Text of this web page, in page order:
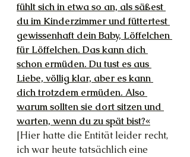
fühlt sich in etwa so an, als säßest
du im Kinderzimmer und füttertest
gewissenhaft dein Baby, Löffelchen
für Löffelchen. Das kann dich
schon ermüden. Du tust es aus
Liebe, völlig klar, aber es kann
dich trotzdem ermüden. Also
warum sollten sie dort sitzen und
warten, wenn du zu spät bist?«
[Hier hatte die Entität leider recht,
ich war heute tatsächlich eine